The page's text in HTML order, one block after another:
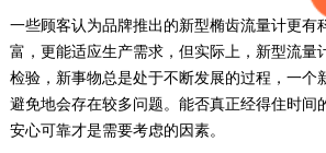
一些顾客认为品牌推出的新型椭齿流量计更有
富，更能适应生产需求，但实际上，新型流量
检验，新事物总是处于不断发展的过程，一个
避免地会存在较多问题。能否真正经得住时间
安心可靠才是需要考虑的因素。